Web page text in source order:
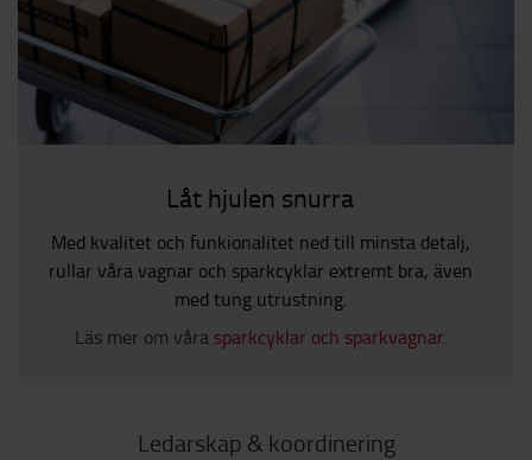
Låt hjulen snurra
Med kvalitet och funkionalitet ned till minsta detalj,
rullar våra vagnar och sparkcyklar extremt bra, även
med tung utrustning.
Läs mer om våra sparkcyklar och sparkvagnar.
Ledarskap & koordinering